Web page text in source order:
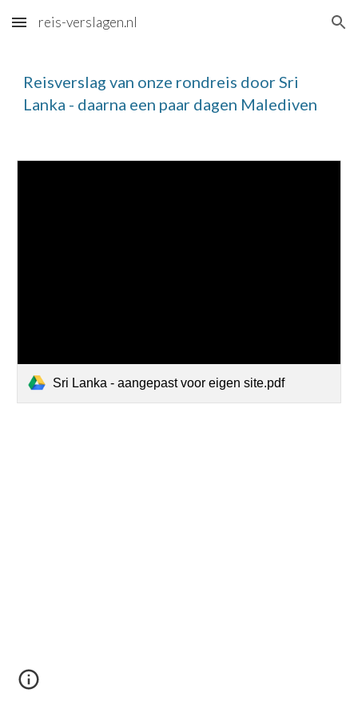
Skip to main content Skip to navigation
reis-verslagen.nl
Reisverslag van onze rondreis door Sri
Lanka - daarna een paar dagen Malediven
Sri Lanka - aangepast voor eigen site.pdf